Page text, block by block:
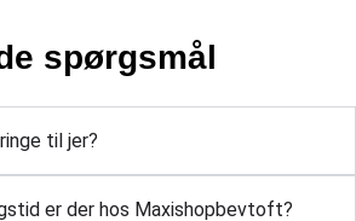
spørgsmål
til jer?
er der hos Maxishopbevtoft?